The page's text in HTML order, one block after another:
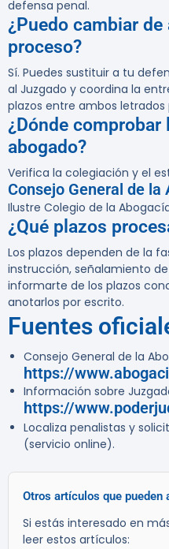
defensa penal.
¿Puedo cambiar de
proceso?
Sí. Puedes sustituir a tu
al Juzgado y coordina la
plazos entre ambos
¿Dónde comprobar
abogado?
Verifica la colegiación y el
Consejo General de la
Ilustre Colegio de la
¿Qué plazos
Los plazos dependen de la
instrucción, señalamiento
informarte de los plazos
anotarlos por escrito.
Fuentes
Consejo General de la
https://
Información sobre
https://
Localiza penalistas y
(servicio online).
Otros artículos que pueden
Si estás interesado en
leer estos artículos: